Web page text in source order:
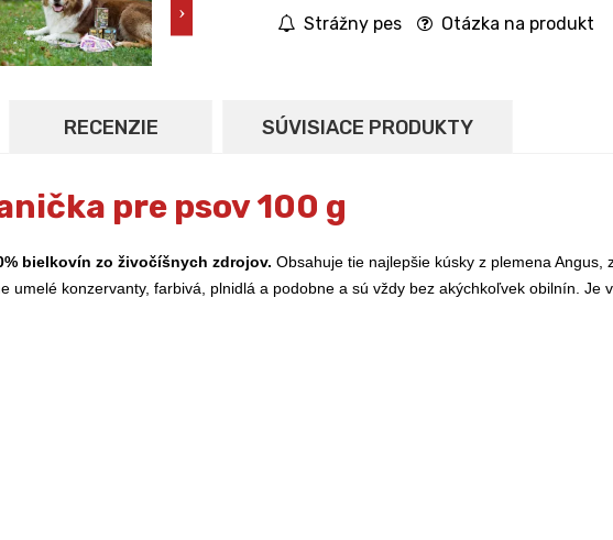
Strážny pes Otázka na produkt
RECENZIE SÚVISIACE PRODUKTY
pre psov 100 g
bielkovín zo živočíšnych zdrojov. Obsahuje tie najlepšie kúsky z plemena Angus,
umelé konzervanty, farbivá, plnidlá a podobne a sú vždy bez akýchkoľvek obilnín. Je